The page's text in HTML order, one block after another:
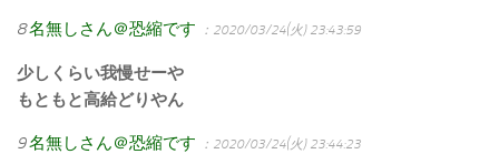
8名無しさん＠恐縮です ：2020/03/24(火) 23:43:59
少しくらい我慢せーや
もともと高給どりやん
9名無しさん＠恐縮です ：2020/03/24(火) 23:44:23